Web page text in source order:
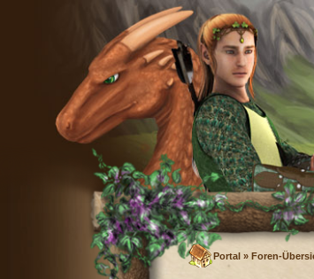
Portal » Foren-